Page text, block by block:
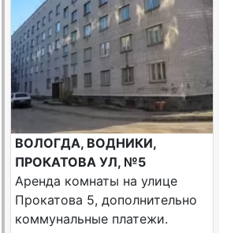
ВОЛОГДА, ВОДНИКИ,
ПРОКАТОВА УЛ, №5
Аренда комнаты на улице
Прокатова 5, дополнительно
коммунальные платежи.